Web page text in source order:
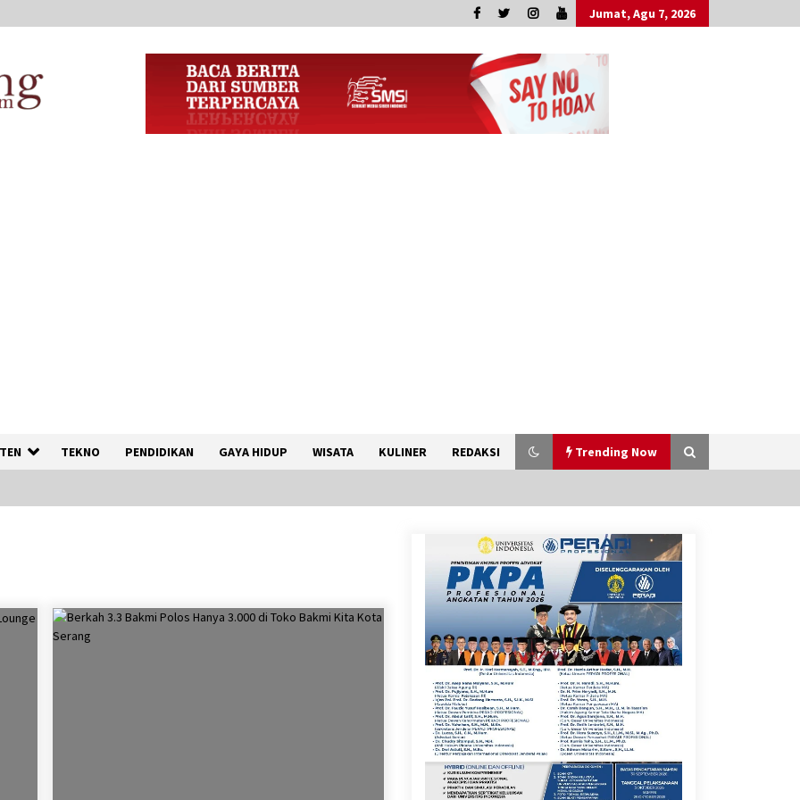
Jumat, Agu 7, 2026
TEKNO PENDIDIKAN GAYA HIDUP WISATA KULINER REDAKSI Trending Now
Dunia Kerja Modern
Gebyar Lomba 17 Agustus
RSUD Tigaraksa, Semarakkan
HUT RI dengan Nuansa
Kebersamaan
7 Agustus 2026
Sarana PAUD Diperkuat,
Tangsel Dorong Angka
Partisipasi Sekolah Terus
Meningkat
7 Agustus 2026